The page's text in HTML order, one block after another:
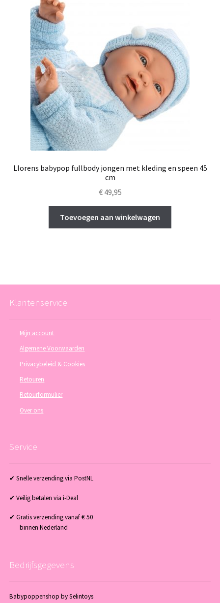
Llorens babypop fullbody jongen met kleding en speen 45
cm
€49,95
Toevoegen aan winkelwagen
Klantenservice
Mijn account
Algemene Voorwaarden
Privacybeleid & Cookies
Retouren
Retourformulier
Over ons
Service
✔ Snelle verzending via PostNL
✔ Veilig betalen via i-Deal
✔ Gratis verzending vanaf € 50
binnen Nederland
Bedrijfsgegevens
Babypoppenshop by Selintoys